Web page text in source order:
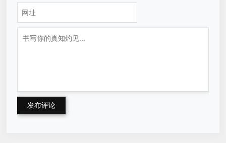
发布评论